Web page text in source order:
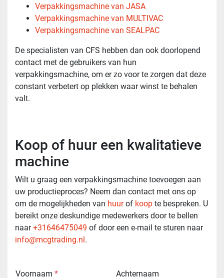
Verpakkingsmachine van JASA
Verpakkingsmachine van MULTIVAC
Verpakkingsmachine van SEALPAC
De specialisten van CFS hebben dan ook doorlopend
contact met de gebruikers van hun
verpakkingsmachine, om er zo voor te zorgen dat deze
constant verbetert op plekken waar winst te behalen
valt.
Koop of huur een kwalitatieve
machine
Wilt u graag een verpakkingsmachine toevoegen aan
uw productieproces? Neem dan contact met ons op
om de mogelijkheden van huurof koop te bespreken. U
bereikt onze deskundige medewerkers door te bellen
naar+31646475049 of door een e-mail te sturen naar
info@mcgtrading.nl .
Voornaam * Achternaam